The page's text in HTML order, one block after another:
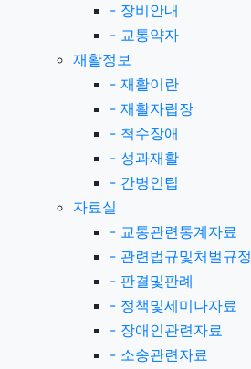
- 장비안내
- 교통약자
재활정보
- 재활이란
- 재활자립장
- 척수장애
- 성과재활
- 간병인팁
자료실
- 교통관련통계자료
- 관련법규및처벌규정
- 판결및판례
- 정책및세미나자료
- 장애인관련자료
- 소송관련자료